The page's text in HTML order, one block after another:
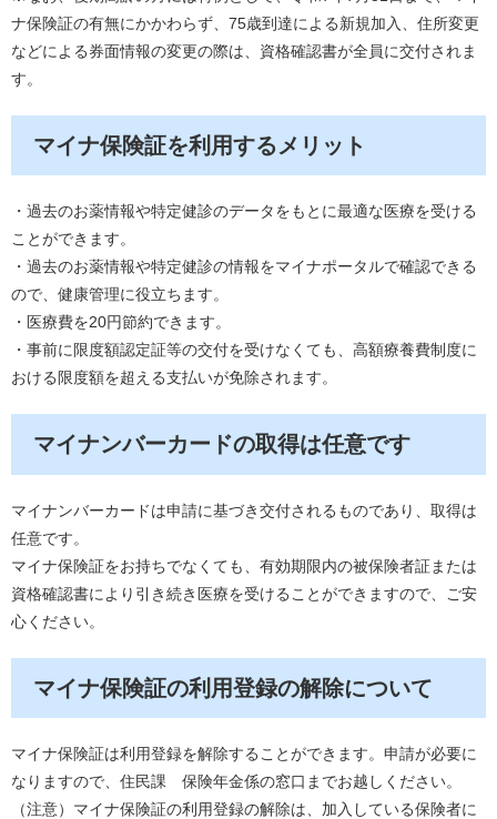
ナ保険証の有無にかかわらず、75歳到達による新規加入、住所変更
などによる券面情報の変更の際は、資格確認書が全員に交付されま
す。
マイナ保険証を利用するメリット
・過去のお薬情報や特定健診のデータをもとに最適な医療を受ける
ことができます。
・過去のお薬情報や特定健診の情報をマイナポータルで確認できる
ので、健康管理に役立ちます。
・医療費を20円節約できます。
・事前に限度額認定証等の交付を受けなくても、高額療養費制度に
おける限度額を超える支払いが免除されます。
マイナンバーカードの取得は任意です
マイナンバーカードは申請に基づき交付されるものであり、取得は
任意です。
マイナ保険証をお持ちでなくても、有効期限内の被保険者証または
資格確認書により引き続き医療を受けることができますので、ご安
心ください。
マイナ保険証の利用登録の解除について
マイナ保険証は利用登録を解除することができます。申請が必要に
なりますので、住民課 保険年金係の窓口までお越しください。
（注意）マイナ保険証の利用登録の解除は、加入している保険者に